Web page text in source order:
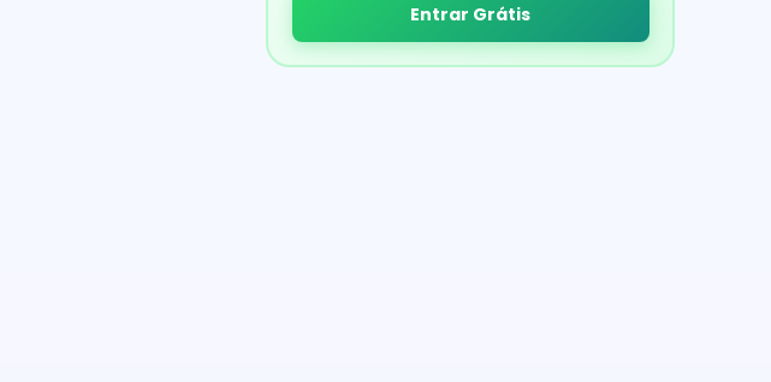
Entrar Grátis